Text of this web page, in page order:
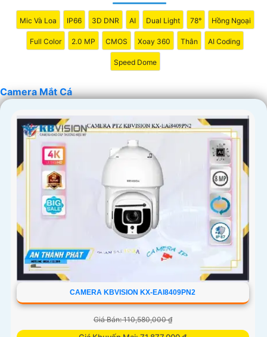
Mic Và Loa IP66 3D DNR AI Dual Light 78° Hồng Ngoại
Full Color 2.0 MP CMOS Xoay 360 Thân AI Coding
Speed Dome
Camera Mắt Cá
CAMERA KBVISION KX-EAI8409PN2
Giá Bán: 110,580,000 ₫